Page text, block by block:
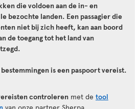
die voldoen aan de in- en
bezochte landen. Een passagier die
niet bij zich heeft, kan aan boord
de toegang tot het land van
is een paspoort vereist.
controleren met de tool